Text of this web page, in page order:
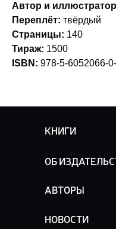
Автор и
Переплёт: твёрдый
Страницы: 140
Тираж: 1500
ISBN: 978-5-6052066-
КНИГИ
ОБ
АВТОРЫ
НОВОСТИ